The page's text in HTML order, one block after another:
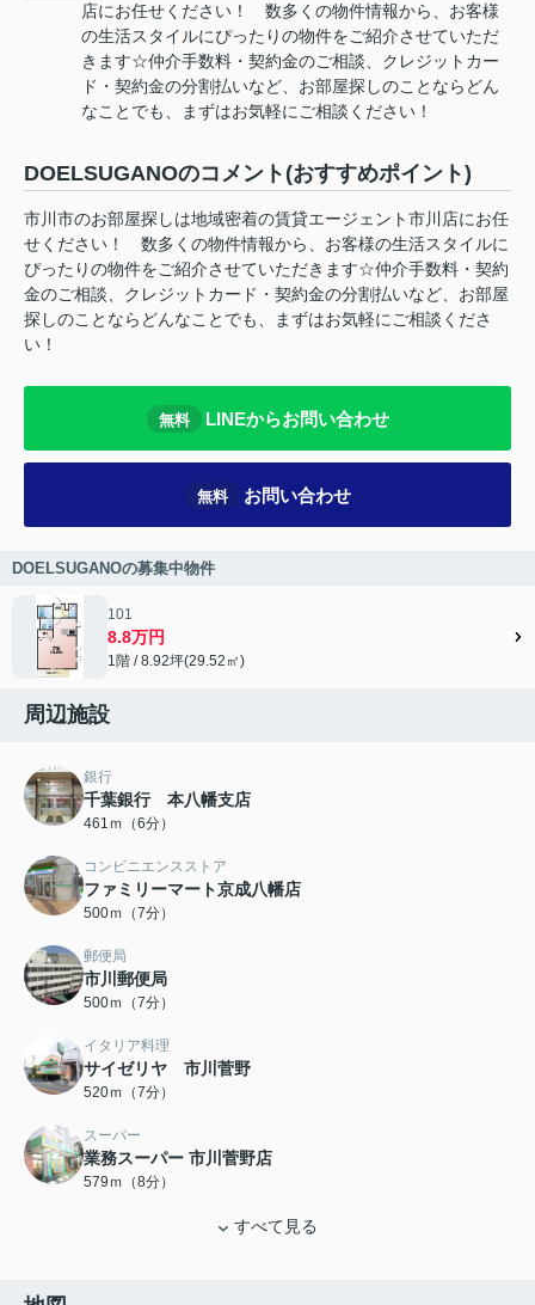
店にお任せください！ 数多くの物件情報から、お客様
の生活スタイルにぴったりの物件をご紹介させていただ
きます☆仲介手数料・契約金のご相談、クレジットカー
ド・契約金の分割払いなど、お部屋探しのことならどん
なことでも、まずはお気軽にご相談ください！
DOELSUGANOのコメント(おすすめポイント)
市川市のお部屋探しは地域密着の賃貸エージェント市川店にお任
せください！ 数多くの物件情報から、お客様の生活スタイルに
ぴったりの物件をご紹介させていただきます☆仲介手数料・契約
金のご相談、クレジットカード・契約金の分割払いなど、お部屋
探しのことならどんなことでも、まずはお気軽にご相談くださ
い！
無料 LINEからお問い合わせ
無料 お問い合わせ
DOELSUGANOの募集中物件
101
8.8万円
1階 / 8.92坪(29.52㎡)
周辺施設
銀行
千葉銀行 本八幡支店
461ｍ（6分）
コンビニエンスストア
ファミリーマート京成八幡店
500ｍ（7分）
郵便局
市川郵便局
500ｍ（7分）
イタリア料理
サイゼリヤ 市川菅野
520ｍ（7分）
スーパー
業務スーパー 市川菅野店
579ｍ（8分）
すべて見る